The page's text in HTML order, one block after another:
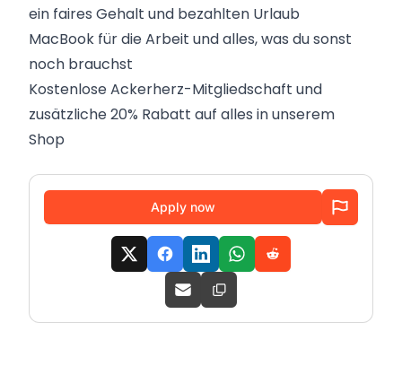
ein faires Gehalt und bezahlten Urlaub
MacBook für die Arbeit und alles, was du sonst
noch brauchst
Kostenlose Ackerherz-Mitgliedschaft und
zusätzliche 20% Rabatt auf alles in unserem
Shop
Apply now